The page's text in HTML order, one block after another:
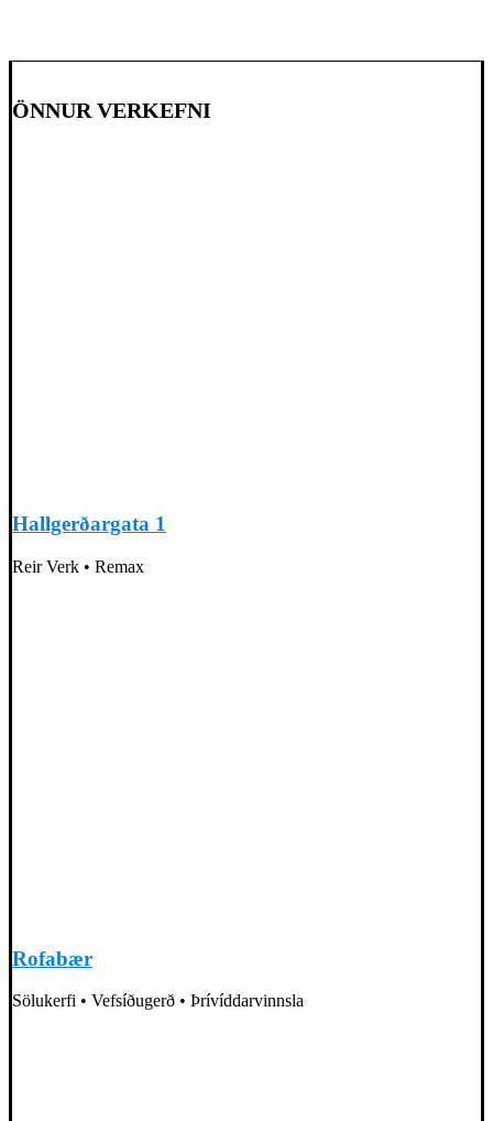
ÖNNUR VERKEFNI
Hallgerðargata 1
Reir Verk • Remax
Rofabær
Sölukerfi • Vefsíðugerð • Þrívíddarvinnsla